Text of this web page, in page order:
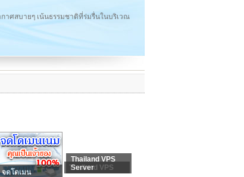
าศสบายๆ เน้นธรรมชาติที่ร่มรื่นในบริเวณ
จดโดเมน
Thailand VPS
Thailand VPS
Server